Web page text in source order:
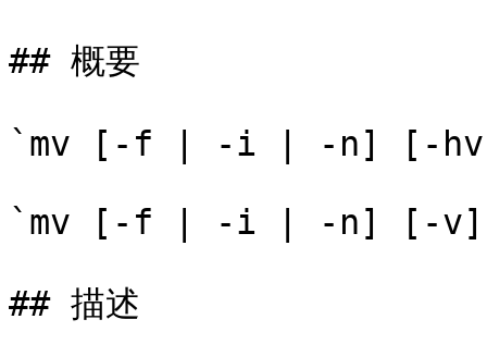
## 概要
`mv [-f | -i | -n] [-hv]
`mv [-f | -i | -n] [-v]
## 描述